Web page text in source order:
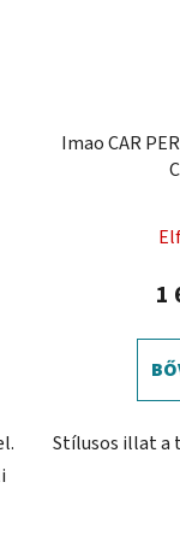
Imao CAR
1
Stílusos illat a